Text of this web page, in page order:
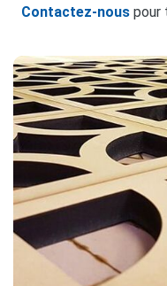
Contactez-nous pour